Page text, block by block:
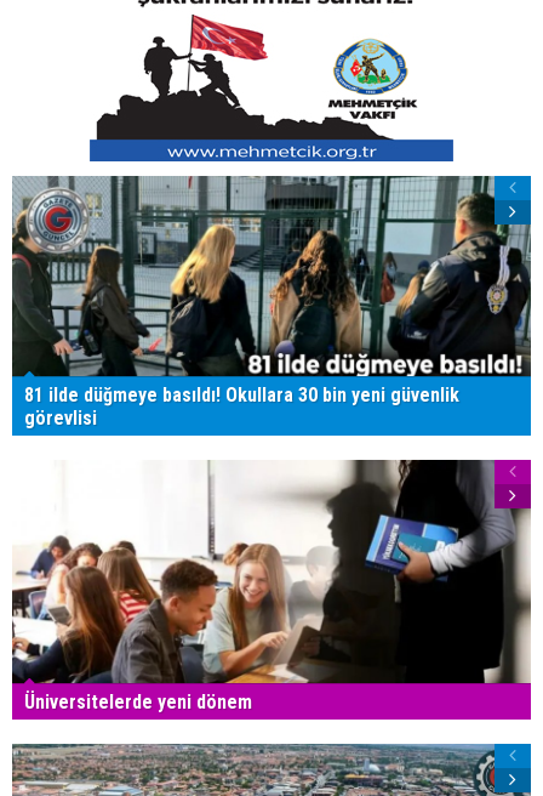
81 ilde düğmeye basıldı! Okullara 30 bin yeni güvenlik
görevlisi
Üniversitelerde yeni dönem